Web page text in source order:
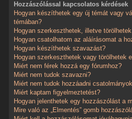
Hozzászólással kapcsolatos kérdések
Hogyan készíthetek egy új témát vagy
témában?
Hogyan szerkeszthetek, illetve
Hogyan csatolhatom az aláírásomat a
Hogyan készíthetek szavazást?
Hogyan szerkeszthetek vagy törölhetek
Miért nem férek hozzá egy fórumhoz?
Miért nem tudok szavazni?
Miért nem tudok hozzáadni
Miért kaptam figyelmeztetést?
Hogyan jelenthetek egy hozzászólást a
Mire való az „Elmentés” gomb